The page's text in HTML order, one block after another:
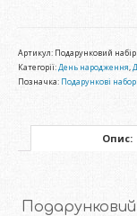
кількість
Артикул: Подарунковий
Категорії:День народження,
Позначка: Подарункові
Опис:
Подарунковий